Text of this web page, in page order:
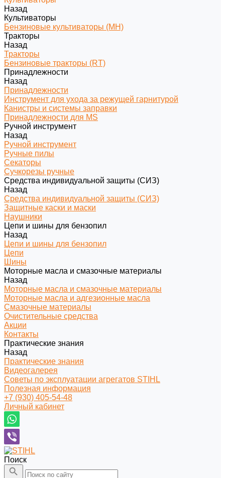
Назад
Культиваторы
Бензиновые культиваторы (MH)
Тракторы
Назад
Тракторы
Бензиновые тракторы (RT)
Принадлежности
Назад
Принадлежности
Инструмент для ухода за режущей гарнитурой
Канистры и системы заправки
Принадлежности для MS
Ручной инструмент
Назад
Ручной инструмент
Ручные пилы
Секаторы
Сучкорезы ручные
Средства индивидуальной защиты (СИЗ)
Назад
Средства индивидуальной защиты (СИЗ)
Защитные каски и маски
Наушники
Цепи и шины для бензопил
Назад
Цепи и шины для бензопил
Цепи
Шины
Моторные масла и смазочные материалы
Назад
Моторные масла и смазочные материалы
Моторные масла и адгезионные масла
Смазочные материалы
Очистительные средства
Акции
Контакты
Практические знания
Назад
Практические знания
Видеогалерея
Советы по эксплуатации агрегатов STIHL
Полезная информация
+7 (930) 405-54-48
Личный кабинет
Поиск